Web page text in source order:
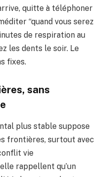
quitte à téléphoner
“quand vous serez
de respiration au
les dents le soir. Le
fixes.
sans
plus stable suppose
frontières, surtout avec
vie
rappellent qu’un